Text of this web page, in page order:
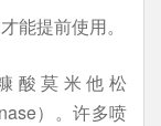
能提前使用。
酸莫米他松
）。许多喷